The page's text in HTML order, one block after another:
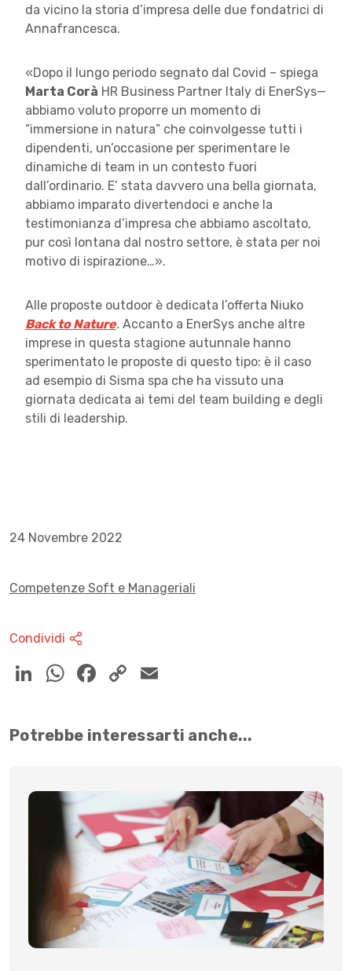
24 Novembre 2022
Competenze Soft e Manageriali
Condividi
da vicino la storia d’impresa delle due fondatrici di
Annafrancesca.
«Dopo il lungo periodo segnato dal Covid – spiega
Marta Corà HR Business Partner Italy di EnerSys—
abbiamo voluto proporre un momento di
“immersione in natura” che coinvolgesse tutti i
dipendenti, un’occasione per sperimentare le
dinamiche di team in un contesto fuori
dall’ordinario. E’ stata davvero una bella giornata,
abbiamo imparato divertendoci e anche la
testimonianza d’impresa che abbiamo ascoltato,
pur così lontana dal nostro settore, è stata per noi
motivo di ispirazione…».
Alle proposte outdoor è dedicata l’offerta Niuko
Back to Nature. Accanto a EnerSys anche altre
imprese in questa stagione autunnale hanno
sperimentato le proposte di questo tipo: è il caso
ad esempio di Sisma spa che ha vissuto una
giornata dedicata ai temi del team building e degli
stili di leadership.
Potrebbe interessarti anche...